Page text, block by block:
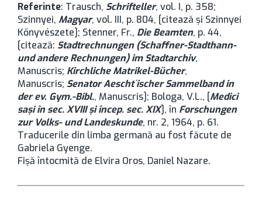
Referinte: Trausch, Schrifteller, vol. I, p. 358;
Szinnyei, Magyar, vol. III, p. 804, [citează şi Szinnyei
Kőnyvészete]; Stenner, Fr., Die Beamten, p. 44,
[citează: Stadtrechnungen (Schaffner-Stadthann-
und andere Rechnungen) im Stadtarchiv,
Manuscris; Kirchliche Matrikel-Bücher,
Manuscris; Senator Aescht´ischer Sammelband in
der ev. Gym.-Bibl., Manuscris]; Bologa, V.L., [Medici
saşi în sec. XVIII şi încep. sec. XIX], în Forschungen
zur Volks- und Landeskunde, nr. 2, 1964, p. 61.
Traducerile din limba germană au fost făcute de
Gabriela Gyenge.
Fișă întocmită de Elvira Oros, Daniel Nazare.